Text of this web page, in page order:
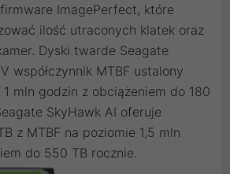
ImagePerfect, które
ilość utraconych klatek oraz
Dyski twarde Seagate
współczynnik MTBF ustalony
mln godzin z obciążeniem do 180
SkyHawk AI oferuje
z MTBF na poziomie 1,5 mln
do 550 TB rocznie.